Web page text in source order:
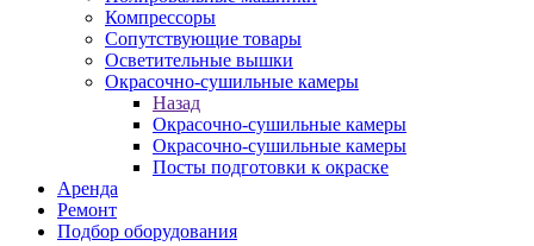
Компрессоры
Сопутствующие товары
Осветительные вышки
Окрасочно-сушильные камеры
Назад
Окрасочно-сушильные камеры
Окрасочно-сушильные камеры
Посты подготовки к окраске
Аренда
Ремонт
Подбор оборудования